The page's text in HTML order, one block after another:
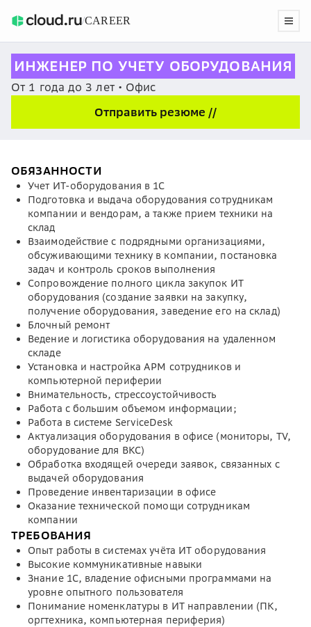
/CAREER
ИНЖЕНЕР ПО УЧЕТУ ОБОРУДОВАНИЯ
От 1 года до 3 лет • Офис
Отправить резюме //
ОБЯЗАННОСТИ
Учет ИТ-оборудования в 1С
Подготовка и выдача оборудования сотрудникам
компании и вендорам, а также прием техники на
склад
Взаимодействие с подрядными организациями,
обсуживающими технику в компании, постановка
задач и контроль сроков выполнения
Сопровождение полного цикла закупок ИТ
оборудования (создание заявки на закупку,
получение оборудования, заведение его на склад)
Блочный ремонт
Ведение и логистика оборудования на удаленном
складе
Установка и настройка АРМ сотрудников и
компьютерной периферии
Внимательность, стрессоустойчивость
Работа с большим объемом информации;
Работа в системе ServiceDesk
Актуализация оборудования в офисе (мониторы, TV,
оборудование для ВКС)
Обработка входящей очереди заявок, связанных с
выдачей оборудования
Проведение инвентаризации в офисе
Оказание технической помощи сотрудникам
компании
ТРЕБОВАНИЯ
Опыт работы в системах учёта ИТ оборудования
Высокие коммуникативные навыки
Знание 1С, владение офисными программами на
уровне опытного пользователя
Понимание номенклатуры в ИТ направлении (ПК,
оргтехника, компьютерная периферия)